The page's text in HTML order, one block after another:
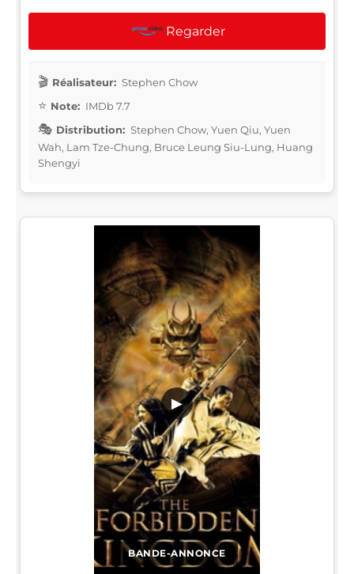
Regarder
Réalisateur: Stephen Chow
Note: IMDb 7.7
Distribution: Stephen Chow, Yuen Qiu, Yuen
Wah, Lam Tze-Chung, Bruce Leung Siu-Lung, Huang
Shengyi
BANDE-ANNONCE
▶